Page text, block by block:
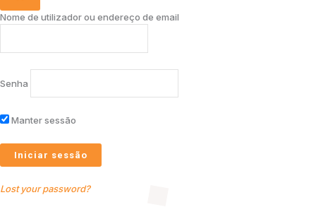
Nome de utilizador ou endereço de email
Senha
Manter sessão
Lost your password?